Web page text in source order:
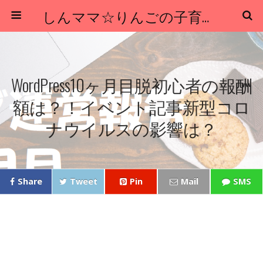
しんママ☆りんごの子育てブログ
WordPress10ヶ月目脱初心者の報酬
額は？！イベント記事新型コロ
ナウイルスの影響は？
Share Tweet Pin Mail SMS